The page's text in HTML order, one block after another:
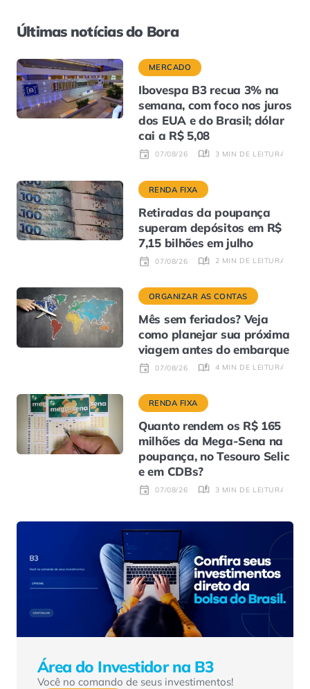
Últimas notícias do Bora
MERCADO
Ibovespa B3 recua 3% na
semana, com foco nos juros
dos EUA e do Brasil; dólar
cai a R$ 5,08
07/08/26 3 MIN DE LEITURA
RENDA FIXA
Retiradas da poupança
superam depósitos em R$
7,15 bilhões em julho
07/08/26 2 MIN DE LEITURA
ORGANIZAR AS CONTAS
Mês sem feriados? Veja
como planejar sua próxima
viagem antes do embarque
07/08/26 4 MIN DE LEITURA
RENDA FIXA
Quanto rendem os R$ 165
milhões da Mega-Sena na
poupança, no Tesouro Selic
e em CDBs?
07/08/26 3 MIN DE LEITURA
Área do Investidor na B3
Você no comando de seus investimentos!